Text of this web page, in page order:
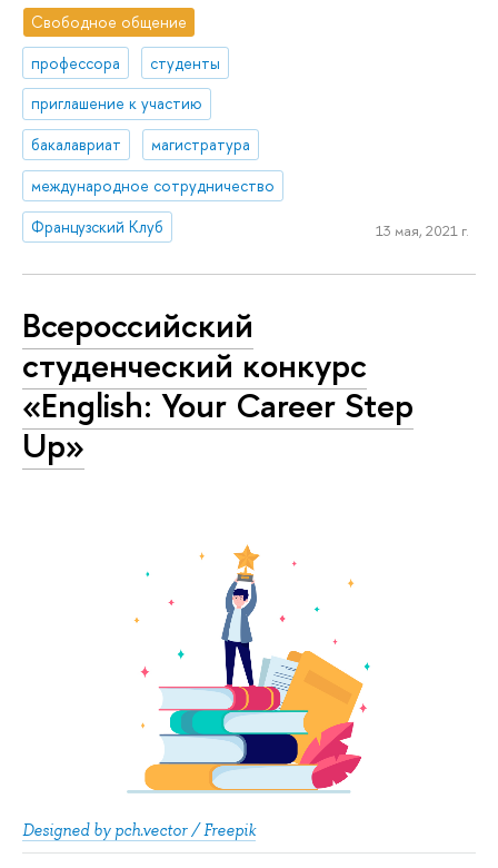
Свободное общение
профессора
студенты
приглашение к участию
бакалавриат
магистратура
международное сотрудничество
Французский Клуб
13 мая, 2021 г.
Всероссийский
cтуденческий конкурс
«English: Your Career Step
Up»
Designed by pch.vector / Freepik